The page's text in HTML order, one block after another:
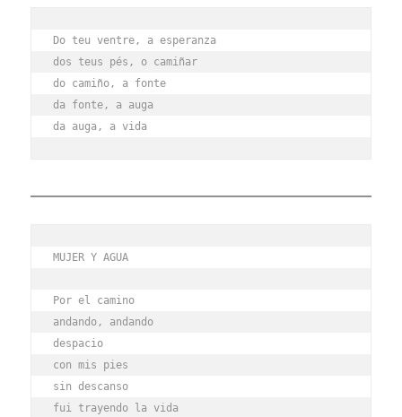
Do teu ventre, a esperanza
dos teus pés, o camiñar
do camiño, a fonte
da fonte, a auga
da auga, a vida
MUJER Y AGUA
Por el camino
andando, andando
despacio
con mis pies
sin descanso
fui trayendo la vida